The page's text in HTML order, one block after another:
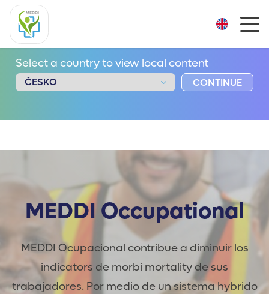
Select a country to view local content
CONTINUE
MEDDI Occupational
MEDDI Ocupacional contribue a diminuir los
indicators de morbi mortality de sus
trabajadores. Por medio de un sistema hybrido